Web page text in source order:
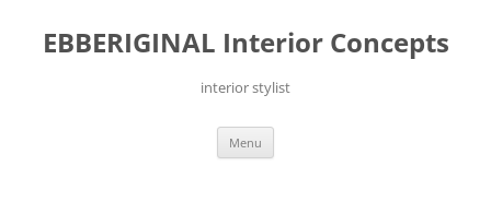
inhoud
EBBERIGINAL Interior Concepts
interior stylist
Menu